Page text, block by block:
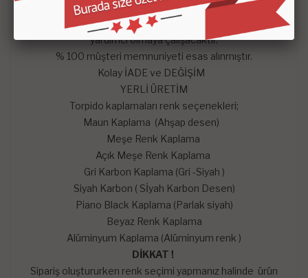
sorabilirsiniz. En kısa zaman da konusunda uzman
arkadaşlarımız tarafından memnuniyetle yanıtlayıp sizlere
yardımcı olmaya çalışacaktır.
% 100 müşteri memnuniyeti esas alınmıştır.
Kolay İADE ve DEĞİŞİM
YERLİ ÜRETİM
Torpido kaplamaları renk seçenekleri;
Maun Kaplama (Ahşap desen)
Meşe Renk Kaplama
Açık Meşe Renk Kaplama
Gri Karbon Kaplama (Gri -Siyah )
Siyah Karbon ( Sİyah Karbon Desen)
Piano Black Kaplama (Parlak siyah)
Beyaz Renk Kaplama
Alüminyum Kaplama (Alüminyum renk )
DİKKAT !
Sipariş oluştururken renk seçimi yapmanız halinde ürün